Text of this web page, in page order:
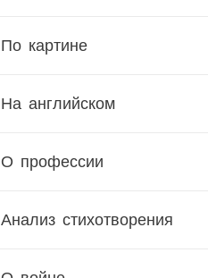
По картине
На английском
О профессии
Анализ стихотворения